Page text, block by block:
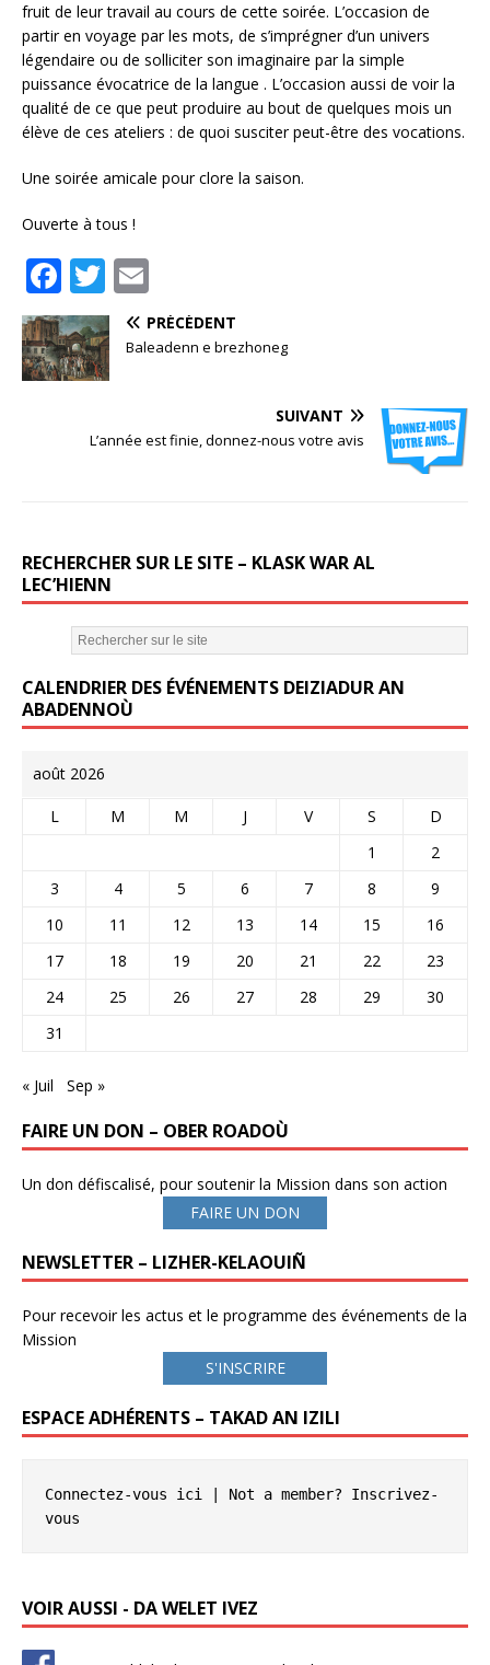
fruit de leur travail au cours de cette soirée. L’occasion de
partir en voyage par les mots, de s’imprégner d’un univers
légendaire ou de solliciter son imaginaire par la simple
puissance évocatrice de la langue . L’occasion aussi de voir la
qualité de ce que peut produire au bout de quelques mois un
élève de ces ateliers : de quoi susciter peut-être des vocations.
Une soirée amicale pour clore la saison.
Ouverte à tous !
F
a
c
e
T
w
it
te
m
ai
PRÉCÉDENT
Baleadenn e brezhoneg
SUIVANT
L’année est finie, donnez-nous votre avis
RECHERCHER SUR LE SITE – KLASK WAR AL
LEC’HIENN
CALENDRIER DES ÉVÉNEMENTS DEIZIADUR AN
ABADENNOÙ
août 2026
L M M J V S
D
1
2
3
4 5 6 7 8
9
10
11 12 13 14 15
16
17
18 19 20 21 22
23
24
25 26 27 28 29
30
31
« Juil Sep »
FAIRE UN DON – OBER ROADOÙ
Un don défiscalisé, pour soutenir la Mission dans son action
FAIRE UN DON
NEWSLETTER – LIZHER-KELAOUIÑ
Pour recevoir les actus et le programme des événements de la
Mission
S'INSCRIRE
ESPACE ADHÉRENTS – TAKAD AN IZILI
Connectez-vous ici | Not a member? Inscrivez-
vous
VOIR AUSSI - DA WELET IVEZ